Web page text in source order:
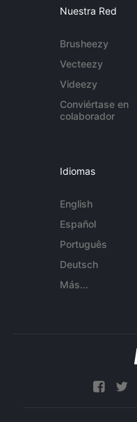
Nuestra Red
Brusheezy
Vecteezy
Videezy
Conviértase en
colaborador
Idiomas
English
Español
Português
Deutsch
Más...